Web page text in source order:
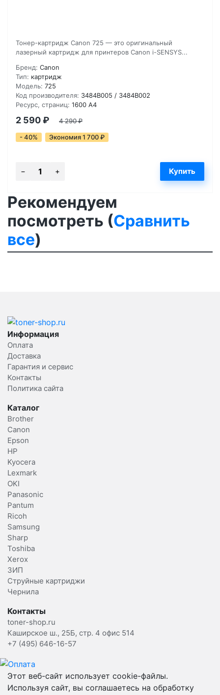
Тонер-картридж Canon 725 — это оригинальный
лазерный картридж для принтеров Canon i-SENSYS...
Бренд: Canon
Тип: картридж
Модель: 725
Код производителя: 3484B005 / 3484B002
Ресурс, страниц: 1600 A4
2 590₽ 4 290₽
- 40% Экономия 1 700₽
Рекомендуем
посмотреть (Сравнить
все)
Информация
Оплата
Доставка
Гарантия и сервис
Контакты
Политика сайта
Каталог
Brother
Canon
Epson
HP
Kyocera
Lexmark
OKI
Panasonic
Pantum
Ricoh
Samsung
Sharp
Toshiba
Xerox
ЗИП
Струйные картриджи
Чернила
Контакты
toner-shop.ru
Каширское ш., 25Б, стр. 4 офис 514
+7 (495) 646-16-57
Этот веб-сайт использует cookie-файлы.
Используя сайт, вы соглашаетесь на обработку